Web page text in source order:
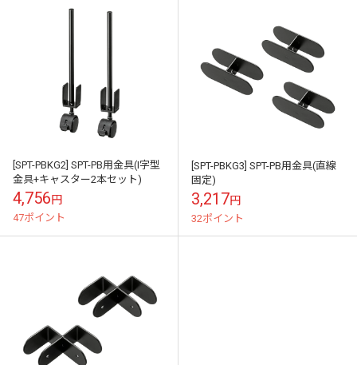
[SPT-PBKG2] SPT-PB用金具(I字型
金具+キャスター2本セット)
4,756円
47ポイント
[SPT-PBKG3] SPT-PB用金具(直線
固定)
3,217円
32ポイント